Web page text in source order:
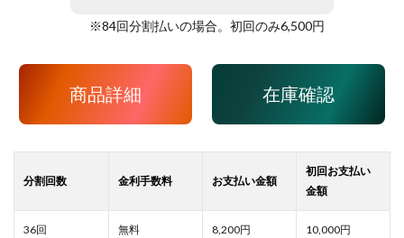
※84回分割払いの場合。初回のみ6,500円
商品詳細 在庫確認
8,200 10,000